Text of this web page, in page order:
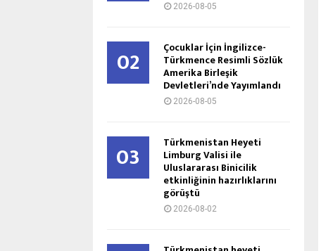
2026-08-05
02 Çocuklar İçin İngilizce-
Türkmence Resimli Sözlük
Amerika Birleşik
Devletleri’nde Yayımlandı
2026-08-05
03 Türkmenistan Heyeti
Limburg Valisi ile
Uluslararası Binicilik
etkinliğinin hazırlıklarını
görüştü
2026-08-02